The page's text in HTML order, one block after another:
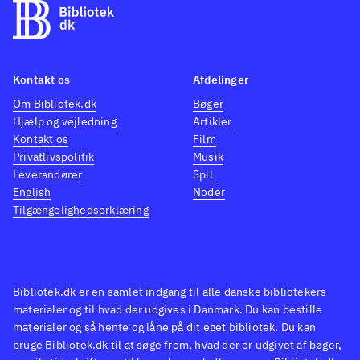
betragtninger over, hvad der er
meningsfyldt og hvad, der er
mellem fantasi og overtro, og
romanen skarp og kompleks og
ikke mindst underholdende
Martins
Kampen om tronen
de bliver hængt
Evnentilbyder
den samme kvalitet for den
hængt. Pettersens Evnen er en
lignende bud på nyere fantasi
for voksneMartins Kampen om
Bibliotek.dk er en samlet indgang til alle danske bibliotekers
materialer og til hvad der udgives i Danmark. Du kan bestille
materialer og så hente og låne på dit eget bibliotek. Du kan
bruge Bibliotek.dk til at søge frem, hvad der er udgivet af bøger,
Kontakt os
Om Bibliotek.dk
Hjælp og vejledning
Kontakt os
Privatlivspolitik
Leverandører
English
Tilgængelighedserklæring
Afdelinger
Bøger
Artikler
Film
Musik
Spil
Noder